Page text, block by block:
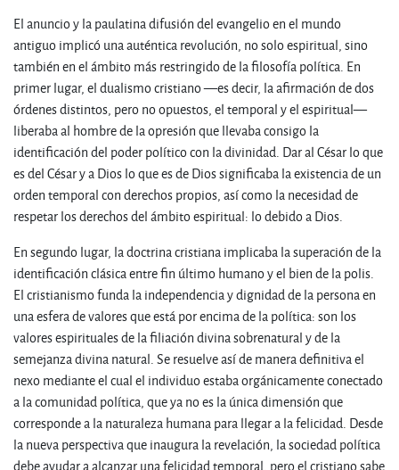
El anuncio y la paulatina difusión del evangelio en el mundo
antiguo implicó una auténtica revolución, no solo espiritual, sino
también en el ámbito más restringido de la filosofía política. En
primer lugar, el dualismo cristiano —es decir, la afirmación de dos
órdenes distintos, pero no opuestos, el temporal y el espiritual—
liberaba al hombre de la opresión que llevaba consigo la
identificación del poder político con la divinidad. Dar al César lo que
es del César y a Dios lo que es de Dios significaba la existencia de un
orden temporal con derechos propios, así como la necesidad de
respetar los derechos del ámbito espiritual: lo debido a Dios.
En segundo lugar, la doctrina cristiana implicaba la superación de la
identificación clásica entre fin último humano y el bien de la polis.
El cristianismo funda la independencia y dignidad de la persona en
una esfera de valores que está por encima de la política: son los
valores espirituales de la filiación divina sobrenatural y de la
semejanza divina natural. Se resuelve así de manera definitiva el
nexo mediante el cual el individuo estaba orgánicamente conectado
a la comunidad política, que ya no es la única dimensión que
corresponde a la naturaleza humana para llegar a la felicidad. Desde
la nueva perspectiva que inaugura la revelación, la sociedad política
debe ayudar a alcanzar una felicidad temporal, pero el cristiano sabe